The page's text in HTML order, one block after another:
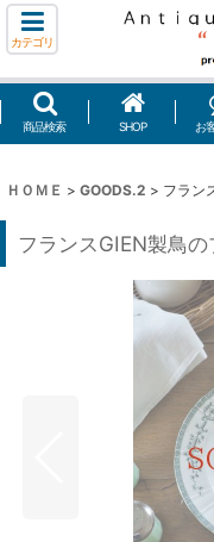
カテゴリ
商品検索 SHOP お
ＨＯＭＥ > GOODS.2 > フラン
フランスGIEN製鳥の